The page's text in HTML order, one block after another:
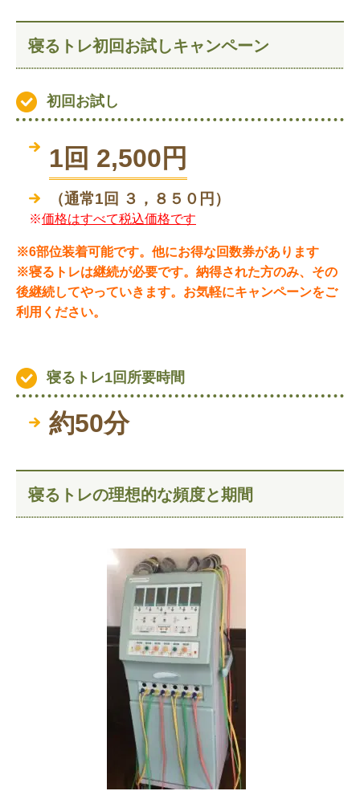
寝るトレ初回お試しキャンペーン
初回お試し
1回 2,500円
（通常1回 ３，８５０円）
※価格はすべて税込価格です
※6部位装着可能です。他にお得な回数券があります
※寝るトレは継続が必要です。納得された方のみ、その
後継続してやっていきます。お気軽にキャンペーンをご
利用ください。
寝るトレ1回所要時間
約50分
寝るトレの理想的な頻度と期間